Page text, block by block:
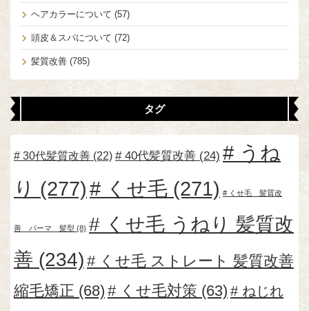
ヘアカラーについて (57)
頭皮＆スパについて (72)
髪質改善 (785)
タグ
30代髪質改善 (22) 40代髪質改善 (24)
うね
り (277) くせ毛 (271) くせ毛 髪質改
善 パーマ 髪型 (8)
くせ毛 うねり 髪質改
善 (234)
くせ毛 ストレート 髪質改善
縮毛矯正 (68) くせ毛対策 (63) ねじれ